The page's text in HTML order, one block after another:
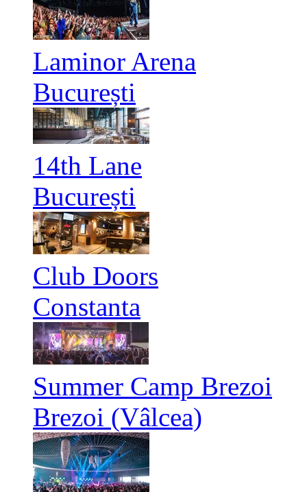
Laminor Arena
București
14th Lane
București
Club Doors
Constanta
Summer Camp Brezoi
Brezoi (Vâlcea)